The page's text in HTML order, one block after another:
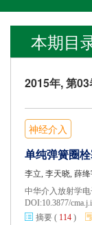
本期目
2015年, 第
神经介入
单纯弹簧圈
李立, 李天晓, 薛
中华介入放射学电
DOI:10.3877/
摘要 ( 114 )